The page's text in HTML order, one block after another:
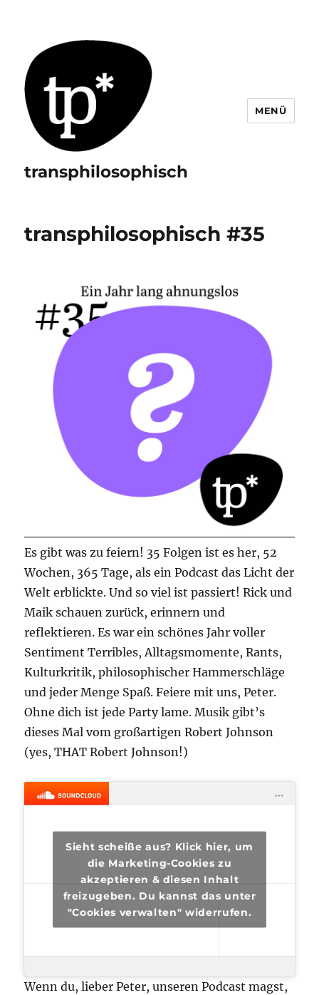
transphilosophisch
MENÜ
transphilosophisch #35
Es gibt was zu feiern! 35 Folgen ist es her, 52
Wochen, 365 Tage, als ein Podcast das Licht der
Welt erblickte. Und so viel ist passiert! Rick und
Maik schauen zurück, erinnern und
reflektieren. Es war ein schönes Jahr voller
Sentiment Terribles, Alltagsmomente, Rants,
Kulturkritik, philosophischer Hammerschläge
und jeder Menge Spaß. Feiere mit uns, Peter.
Ohne dich ist jede Party lame. Musik gibt’s
dieses Mal vom großartigen Robert Johnson
(yes, THAT Robert Johnson!)
Sieht scheiße aus? Klick hier, um
die Marketing-Cookies zu
akzeptieren & diesen Inhalt
freizugeben. Du kannst das unter
"Cookies verwalten" widerrufen.
Wenn du, lieber Peter, unseren Podcast magst,